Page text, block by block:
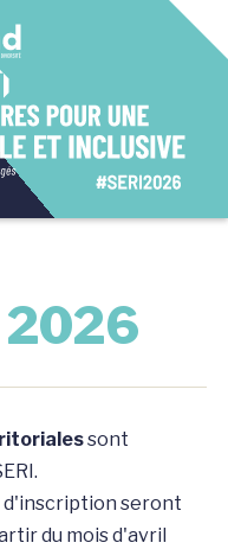
2026
sont
d'inscription seront
du mois d'avril